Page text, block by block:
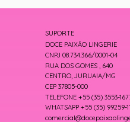
SUPORTE
DOCE PAIXÃO LINGERIE
CNPJ 08.734.366/0001-04
RUA DOS GOMES , 640
CENTRO, JURUAIA/MG
CEP 37805-000
TELEFONE +55 (35) 3553-
WHATSAPP +55 (35) 99259-